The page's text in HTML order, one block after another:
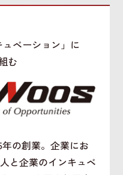
ュベーション」に
む
年の創業。企業にお
と企業のインキュベ